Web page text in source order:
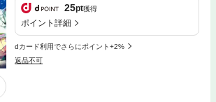
25pt獲得
ポイント詳細
dカード利用でさらにポイント+2%
返品不可